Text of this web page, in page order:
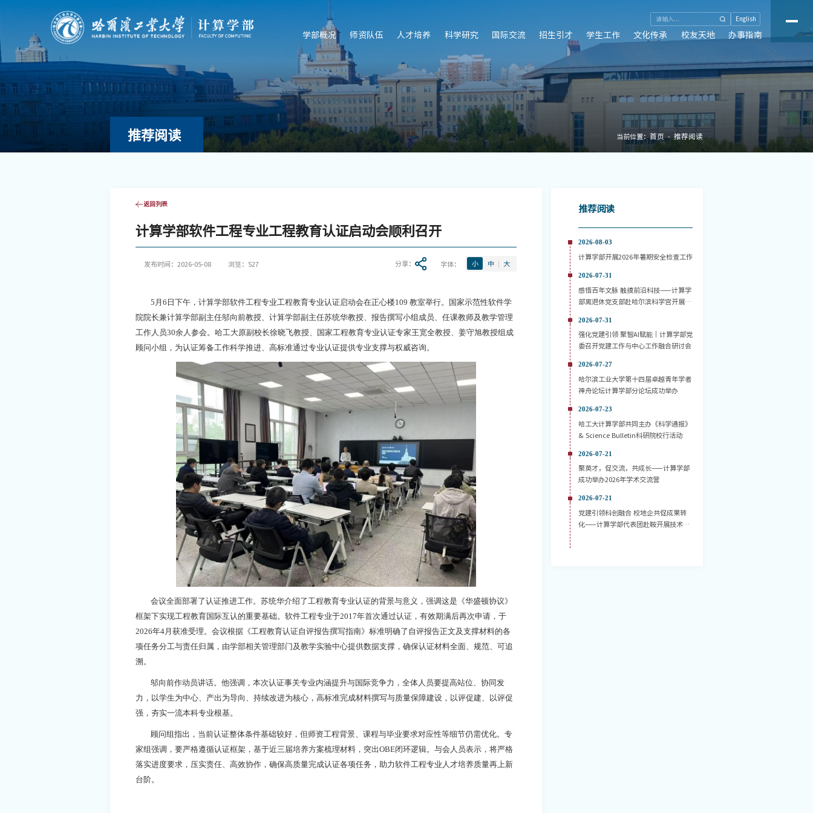
English
学部概况 师资队伍 人才培养 科学研究 国际交流 招生引才 学生工作 文化传承 校友天地 办事指南
推荐阅读 当前位置：首页 推荐阅读
返回列表
计算学部软件工程专业工程教育认证启动会顺利召开
发布时间：2026-05-08 浏览： 527 分享： 字体： 小 中 大
5月6日下午，计算学部软件工程专业工程教育专业认证启动会在正心楼109 教室举行。国家示范性软件学
院院长兼计算学部副主任邬向前教授、计算学部副主任苏统华教授、报告撰写小组成员、任课教师及教学管理
工作人员30余人参会。哈工大原副校长徐晓飞教授、国家工程教育专业认证专家王宽全教授、姜守旭教授组成
顾问小组，为认证筹备工作科学推进、高标准通过专业认证提供专业支撑与权威咨询。
会议全面部署了认证推进工作。苏统华介绍了工程教育专业认证的背景与意义，强调这是《华盛顿协议》
框架下实现工程教育国际互认的重要基础。软件工程专业于2017年首次通过认证，有效期满后再次申请，于
2026年4月获准受理。会议根据《工程教育认证自评报告撰写指南》标准明确了自评报告正文及支撑材料的各
项任务分工与责任归属，由学部相关管理部门及教学实验中心提供数据支撑，确保认证材料全面、规范、可追
溯。
邬向前作动员讲话。他强调，本次认证事关专业内涵提升与国际竞争力，全体人员要提高站位、协同发
力，以学生为中心、产出为导向、持续改进为核心，高标准完成材料撰写与质量保障建设，以评促建、以评促
强，夯实一流本科专业根基。
顾问组指出，当前认证整体条件基础较好，但师资工程背景、课程与毕业要求对应性等细节仍需优化。专
家组强调，要严格遵循认证框架，基于近三届培养方案梳理材料，突出OBE闭环逻辑。与会人员表示，将严格
落实进度要求，压实责任、高效协作，确保高质量完成认证各项任务，助力软件工程专业人才培养质量再上新
台阶。
推荐阅读
2026-08-03
计算学部开展2026年暑期安全检查工作
2026-07-31
感悟百年文脉 触摸前沿科技——计算学
部离退休党支部赴哈尔滨科学宫开展主
2026-07-31
强化党建引领 聚智AI赋能｜计算学部党
委召开党建工作与中心工作融合研讨会
2026-07-27
哈尔滨工业大学第十四届卓越青年学者
神舟论坛计算学部分论坛成功举办
2026-07-23
哈工大计算学部共同主办《科学通报》
& Science Bulletin科研院校行活动
2026-07-21
聚英才，促交流，共成长——计算学部
成功举办2026年学术交流营
2026-07-21
党建引领科创融合 校地企共促成果转
化——计算学部代表团赴鞍开展技术对